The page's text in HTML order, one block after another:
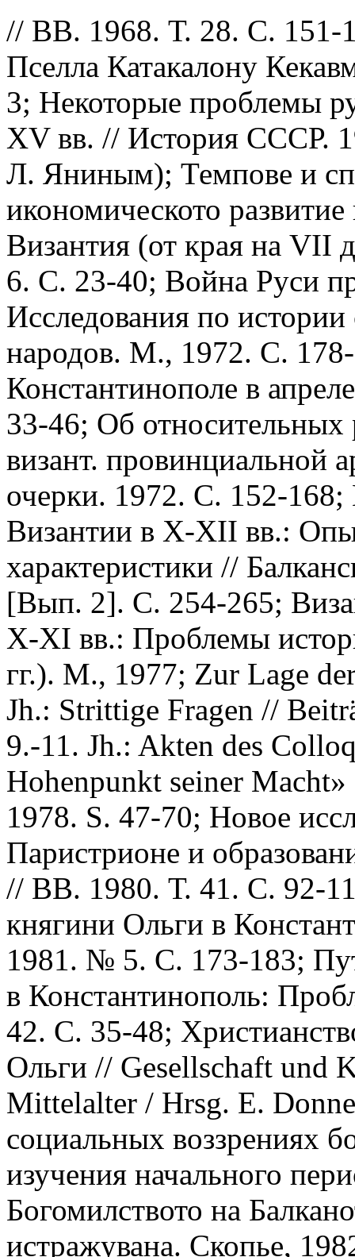
// ВВ. 1968. Т. 28. С. 151-
Пселла Катакалону
3; Некоторые проблемы
XV вв. // История СССР.
Л. Яниным); Темпове и
икономическото
Византия (от края на
6. С. 23-40; Война Руси
Исследования по
народов. М., 1972. С.
Константинополе в
33-46; Об относительных
визант. провинциальной
очерки. 1972. C. 152-
Византии в X-XII вв.:
характеристики //
[Вып. 2]. С. 254-265;
X-XI вв.: Проблемы
гг.). М., 1977; Zur Lage
Jh.: Strittige Fragen //
9.-11. Jh.: Akten des
Hohenpunkt seiner
1978. S. 47-70; Новое
Паристрионе и
// ВВ. 1980. Т. 41. С. 92-
княгини Ольги в
1981. № 5. С. 173-183;
в Константинополь:
42. С. 35-48;
Ольги // Gesellschaft und
Mittelalter / Hrsg. E.
социальных воззрениях
изучения начального
Богомилството на
истражувана. Скопье,